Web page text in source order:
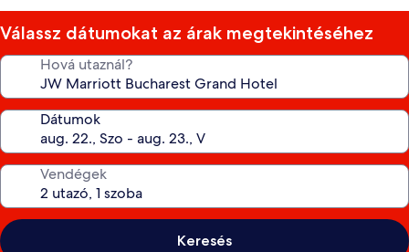
Válassz dátumokat az árak megtekintéséhez
Hová utaznál?
Dátumok
Vendégek
Keresés